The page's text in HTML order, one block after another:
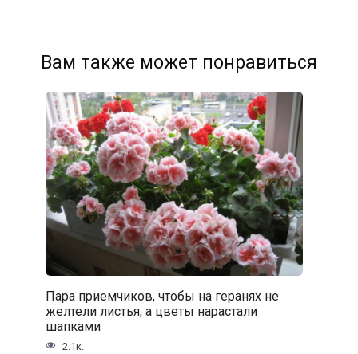
Вам также может понравиться
Пара приемчиков, чтобы на геранях не
желтели листья, а цветы нарастали
шапками
2.1к.